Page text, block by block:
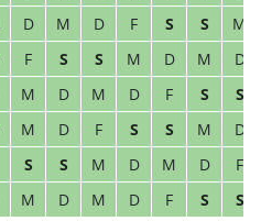
D M D F S S
M
F S S M D M
D
M D M D F S
S
M D F S S M
D
S S M D M D
F
M D M D F S S